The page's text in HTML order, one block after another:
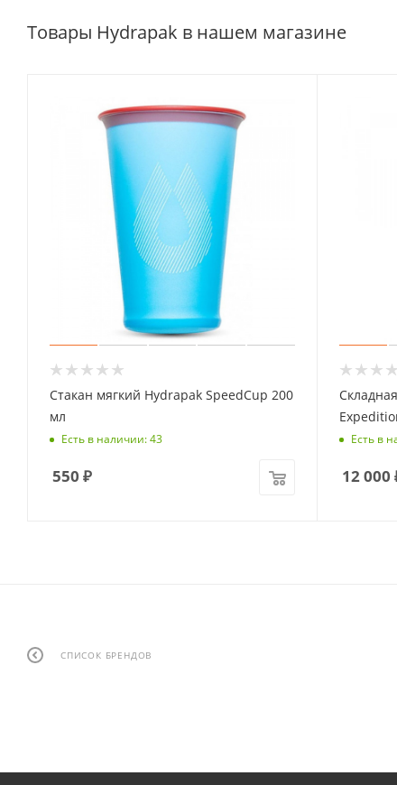
Товары Hydrapak в нашем магазине
Стакан мягкий Hydrapak SpeedCup 200
мл
Есть в наличии: 43
550 ₽
Есть в
12 000
СПИСОК БРЕНДОВ